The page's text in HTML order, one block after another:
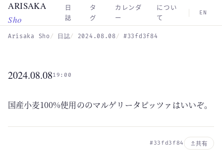
Skip to main content
ARISAKA
Sho
日
誌
タ
グ
カレンダ
ー
につい
て
EN
Arisaka Sho 日誌 2024.08.08 #33fd3f84
2024.08.0819:00
国産小麦100%使用ののマルゲリータピッツァはいいぞ。
#33fd3f84 共有